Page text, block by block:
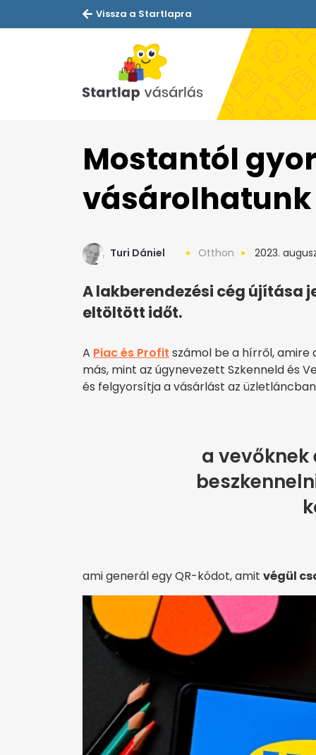
Vissza a Startlapra
Mostantól
vásárolhatunk
Turi Dániel Otthon 2023.
A lakberendezési cég újítása
eltöltött időt.
A Piac és Profit számol be a hírről, amire
más, mint az úgynevezett Szkenneld és
és felgyorsítja a vásárlást az
a vevőknek
ami generál egy QR-kódot, amit végül